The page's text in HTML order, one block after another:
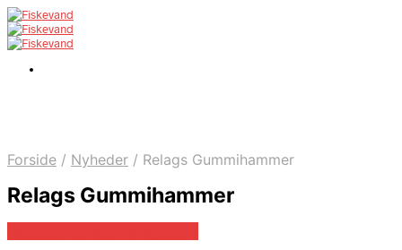
Forside / Nyheder / Relags Gummihammer
Relags Gummihammer